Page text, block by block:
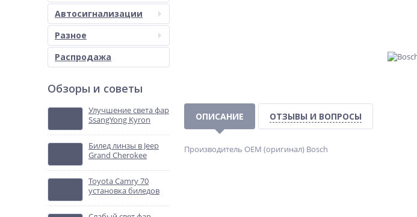
Автосигнализации
Разное
Распродажа
Обзоры и советы
Улучшение света фар
SsangYong Kyron
Билед линзы в Jeep
Grand Cherokee
Toyota Camry 70
установка биледов
ОПИСАНИЕ ОТЗЫВЫ И ВОПРОСЫ
Производитель OEM (оригинал) Bosch